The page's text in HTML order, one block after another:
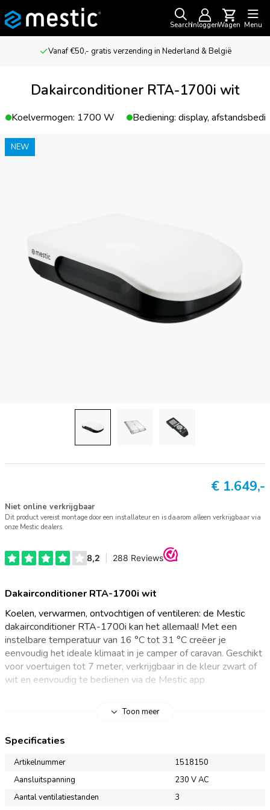
SearchInloggenWagen Menu
Vanaf €50,- gratis verzending in Nederland & België
Dakairconditioner RTA-1700i wit
Koelvermogen: 1700 W Bediening: display,
NEW
€ 1.649,-
Niet online verkrijgbaar
Dit product vereist montage door een installateur en is daarom alleen verkrijgbaar via
onze Mestic dealers.
Dakairconditioner RTA-1700i wit
Koelen, verwarmen, ontvochtigen of ventileren: de Mestic
dakairconditioner RTA-1700i kan het allemaal! Met een
instelbare temperatuur van 16 °C tot 31 °C creëer je
eenvoudig het ideale klimaat in je camper of caravan. Geschikt
voor voertuigen tot 7 meter, verkrijgbaar in de kleur zwart of
wit en eenvoudig te bedienen via de Mestic app.
Met de Mestic dakairconditioner RTA-1700i koel, verwarm,
ontvochtig of ventileer je jouw kampeervoertuig met de
invertertechnologie. Waar traditionele airco’s pas reageren als
de temperatuur te hoog of te laag is, houdt deze inverter airco
de luchtstroom en temperatuur aan voor een constant
Toon meer
Specificaties
Artikelnummer
1518150
Aansluitspanning
230 V AC
Aantal ventilatiestanden
3